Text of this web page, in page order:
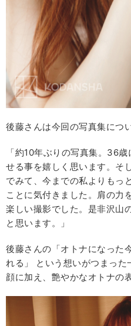
後藤さんは今回の写真集につ
「約10年ぶりの写真集。36
せる事を嬉しく思います。そ
でみて、今までの私よりもっ
ことに気付きました。肩の力
楽しい撮影でした。是非沢山
と思います。」
後藤さんの「オトナになった
れる」 という想いがつまっ
顔に加え、艶やかなオトナの